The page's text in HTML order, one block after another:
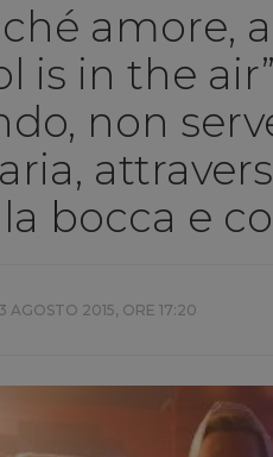
amore,
is in the
non
bocca e
AGOSTO 2015, ORE 17:20